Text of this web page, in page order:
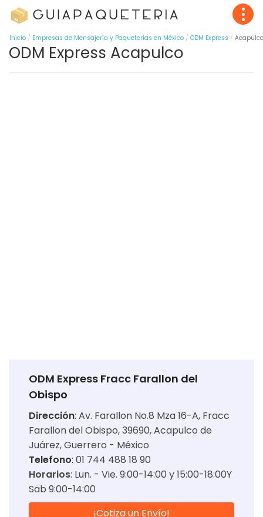
Inicio Empresas de Mensajería y Paqueterías en México ODM Express Acapulco
ODM Express Acapulco
ODM Express Fracc Farallon del
Obispo
Dirección: Av. Farallon No.8 Mza 16-A, Fracc
Farallon del Obispo, 39690, Acapulco de
Juárez, Guerrero - México
Telefono: 01 744 488 18 90
Horarios: Lun. - Vie. 9:00-14:00 y 15:00-18:00Y
Sab 9:00-14:00
¡Cotiza un Envío!